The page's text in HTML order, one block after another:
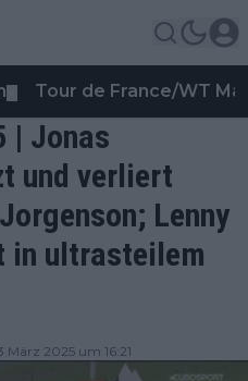
Tour de France/WT
| Jonas
und verliert
Lenny
in ultrasteilem
März 2025 um 16:21